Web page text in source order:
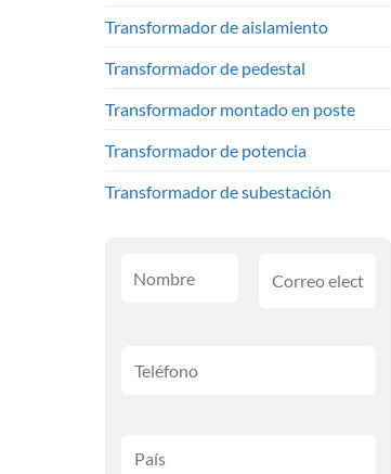
Transformador de aislamiento
Transformador de pedestal
Transformador montado en poste
Transformador de potencia
Transformador de subestación